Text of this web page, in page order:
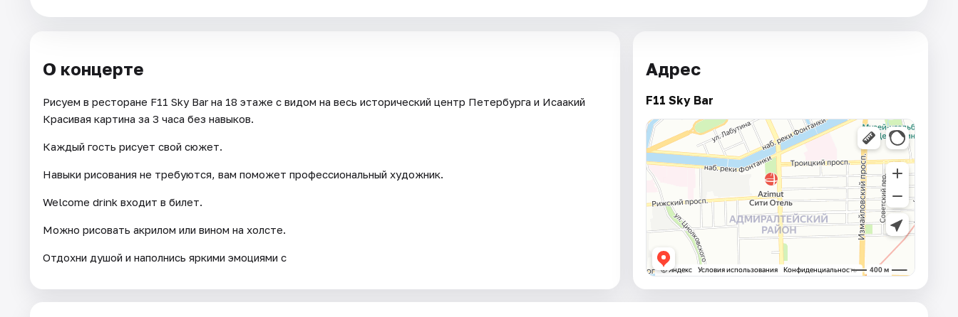
О концерте
Рисуем в ресторане F11 Sky Bar на 18 этаже с видом на весь исторический центр Петербурга и Исаакий
Красивая картина за 3 часа без навыков.
Каждый гость рисует свой сюжет.
Навыки рисования не требуются, вам поможет профессиональный художник.
Welcome drink входит в билет.
Можно рисовать акрилом или вином на холсте.
Отдохни душой и наполнись яркими эмоциями с
Адрес
F11 Sky Bar